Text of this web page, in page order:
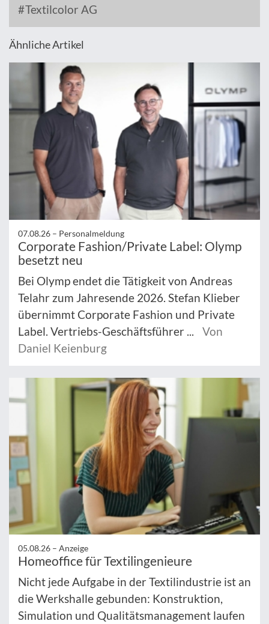
Textilcolor AG
Ähnliche Artikel
07.08.26 – Personalmeldung
Corporate Fashion/Private Label: Olymp
besetzt neu
Bei Olymp endet die Tätigkeit von Andreas
Telahr zum Jahresende 2026. Stefan Klieber
übernimmt Corporate Fashion und Private
Label. Vertriebs-Geschäftsführer ...
Von
Daniel Keienburg
05.08.26 – Anzeige
Homeoffice für Textilingenieure
Nicht jede Aufgabe in der Textilindustrie ist an
die Werkshalle gebunden: Konstruktion,
Simulation und Qualitätsmanagement laufen